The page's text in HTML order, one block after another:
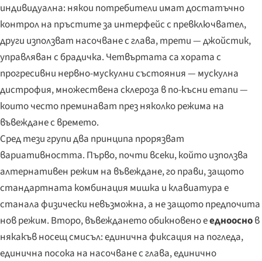
индивидуална: някои потребители имат достатъчно
контрол на пръстите за интерфейс с превключвател,
други използват насочване с глава, трети — джойстик,
управляван с брадичка. Четвъртата са хората с
прогресивни нервно-мускулни състояния — мускулна
дистрофия, множествена склероза в по-късни етапи —
които често преминават през няколко режима на
въвеждане с времето.
Сред тези групи два принципа прорязват
вариативността. Първо, почти всеки, който използва
алтернативен режим на въвеждане, го прави, защото
стандартната комбинация мишка и клавиатура е
станала физически невъзможна, а не защото предпочита
нов режим. Второ, въвеждането обикновено ееднооснов
някакъв носещ смисъл: единична фиксация на погледа,
единична посока на насочване с глава, единично